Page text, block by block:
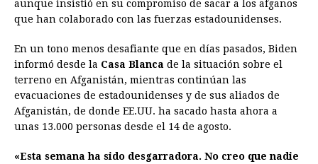
b
o
o
k
e
n
g
e
s
A
p
p
a
d
s
e
r
e
s
e
d
I
n
l
t
L
n
k
aunque insistió en su compromiso de sacar a los afganos
que han colaborado con las fuerzas estadounidenses.
En un tono menos desafiante que en días pasados, Biden
informó desde la Casa Blanca de la situación sobre el
terreno en Afganistán, mientras continúan las
evacuaciones de estadounidenses y de sus aliados de
Afganistán, de donde EE.UU. ha sacado hasta ahora a
unas 13.000 personas desde el 14 de agosto.
«Esta semana ha sido desgarradora. No creo que nadie